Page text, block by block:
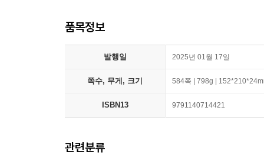
품목정보
발행일 2025년 01월 17일
쪽수, 무게, 크기 584쪽 | 798g |
ISBN13 9791140714421
관련분류